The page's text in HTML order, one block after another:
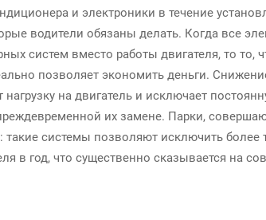
и электроники в течение
водители обязаны делать. Когда все
систем вместо работы двигателя, то то,
позволяет экономить деньги.
на двигатель и исключает
их замене. Парки,
системы позволяют исключить более
в год, что существенно сказывается на